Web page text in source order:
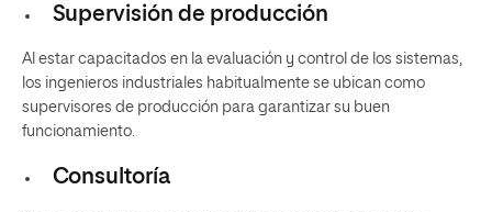
Supervisión de producción
Al estar capacitados en la evaluación y control de los sistemas,
los ingenieros industriales habitualmente se ubican como
supervisores de producción para garantizar su buen
funcionamiento.
Consultoría